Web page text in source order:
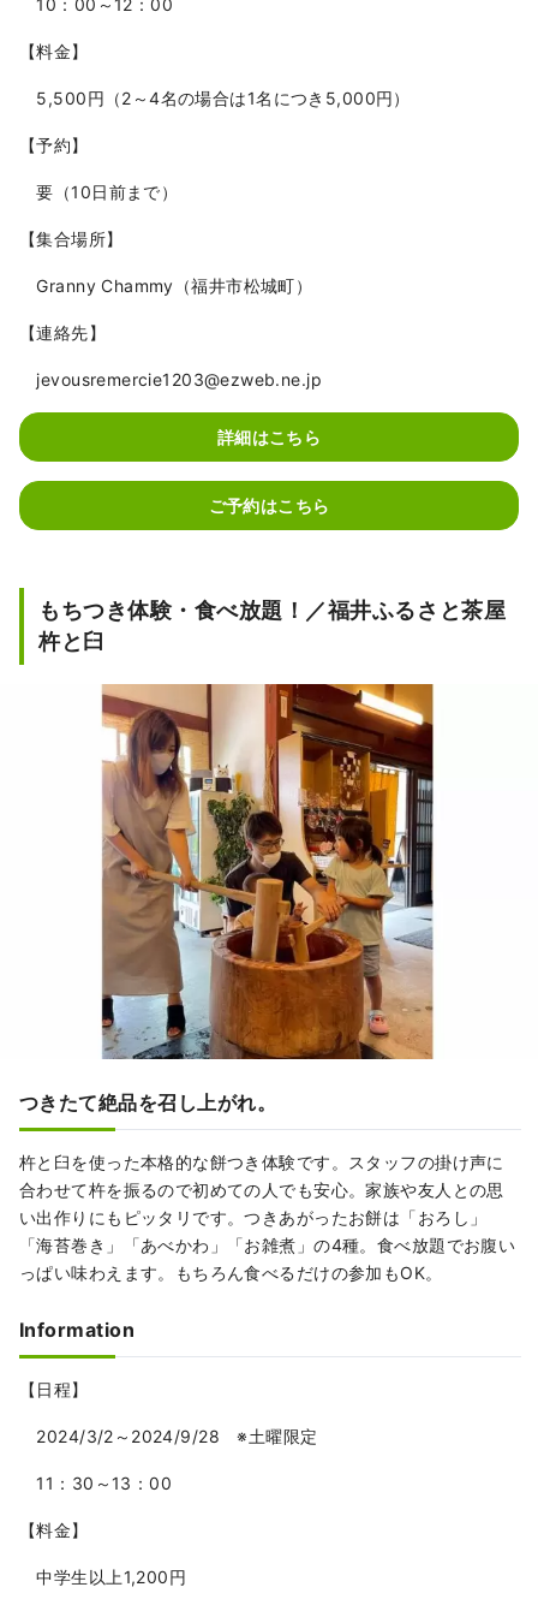
【料金】
5,500円（2～4名の場合は1名につき5,000円）
【予約】
要（10日前まで）
【集合場所】
Granny Chammy（福井市松城町）
【連絡先】
jevousremercie1203@ezweb.ne.jp
詳細はこちら
ご予約はこちら
もちつき体験・食べ放題！／福井ふるさと茶屋
杵と臼
つきたて絶品を召し上がれ。
杵と臼を使った本格的な餅つき体験です。スタッフの掛け声に
合わせて杵を振るので初めての人でも安心。家族や友人との思
い出作りにもピッタリです。つきあがったお餅は「おろし」
「海苔巻き」「あべかわ」「お雑煮」の4種。食べ放題でお腹い
っぱい味わえます。もちろん食べるだけの参加もOK。
Information
【日程】
2024/3/2～2024/9/28 ※土曜限定
11：30～13：00
【料金】
中学生以上1,200円